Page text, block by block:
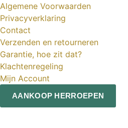
Algemene Voorwaarden
Privacyverklaring
Contact
Verzenden en retourneren
Garantie, hoe zit dat?
Klachtenregeling
Mijn Account
AANKOOP HERROEPEN